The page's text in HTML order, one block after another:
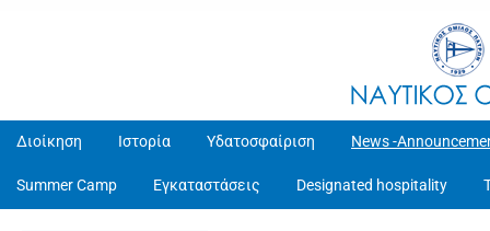
Διοίκηση Ιστορία Υδατοσφαίριση News -
Summer Camp Εγκαταστάσεις Designated hospitality